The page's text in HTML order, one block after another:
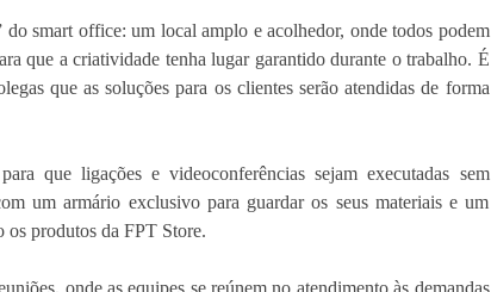
smart office: um local amplo e acolhedor, onde todos podem
que a criatividade tenha lugar garantido durante o trabalho. É
que as soluções para os clientes serão atendidas de forma
que ligações e videoconferências sejam executadas sem
um armário exclusivo para guardar os seus materiais e um
os produtos da FPT Store.
onde as equipes se reúnem no atendimento às demandas